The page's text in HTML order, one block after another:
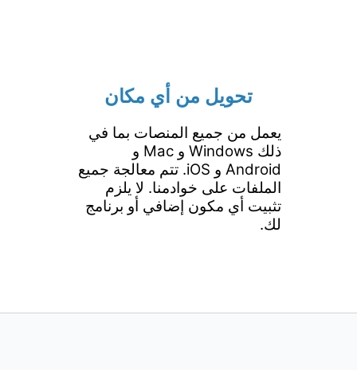
تحويل من أي مكان
يعمل من جميع المنصات بما في
ذلك Windows و Mac و
Android و iOS. تتم معالجة جميع
الملفات على خوادمنا. لا يلزم
تثبيت أي مكون إضافي أو برنامج
لك.